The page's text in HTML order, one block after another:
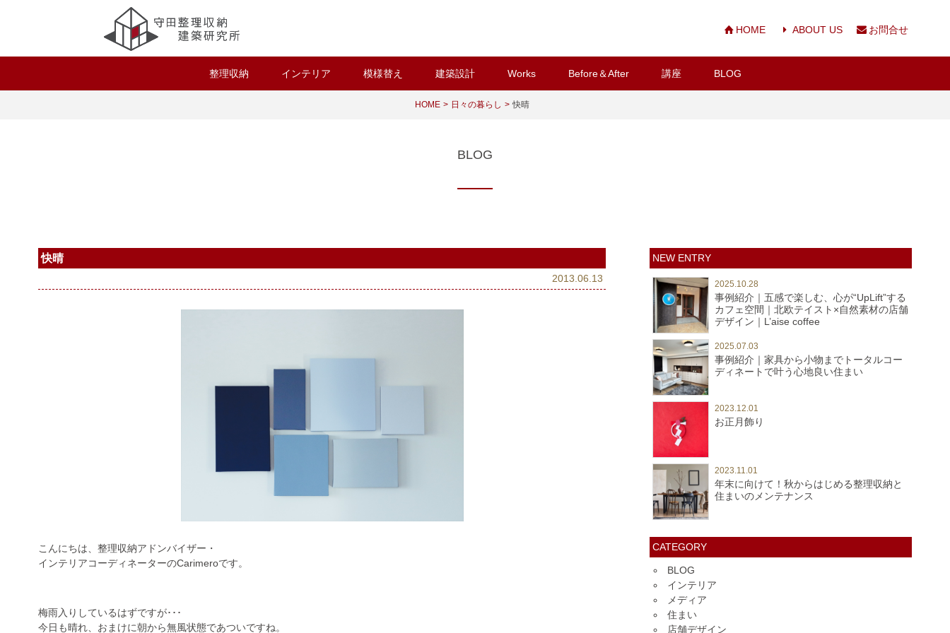
HOME ABOUT US お問合せ
整理収納 インテリア 模様替え 建築設計 Works Before＆After 講座 BLOG
HOME 日々の暮らし 快晴
BLOG
快晴
2013.06.13
こんにちは、整理収納アドンバイザー・
インテリアコーディネーターのCarimeroです。
梅雨入りしているはずですが･･･
今日も晴れ、おまけに朝から無風状態であついですね。
NEW ENTRY
2025.10.28
事例紹介｜五感で楽しむ、心が“UpLift”する
カフェ空間｜北欧テイスト×自然素材の店舗
デザイン｜L’aise coffee
2025.07.03
事例紹介｜家具から小物までトータルコー
ディネートで叶う心地良い住まい
2023.12.01
お正月飾り
2023.11.01
年末に向けて！秋からはじめる整理収納と
住まいのメンテナンス
CATEGORY
BLOG
インテリア
メディア
住まい
店舗デザイン